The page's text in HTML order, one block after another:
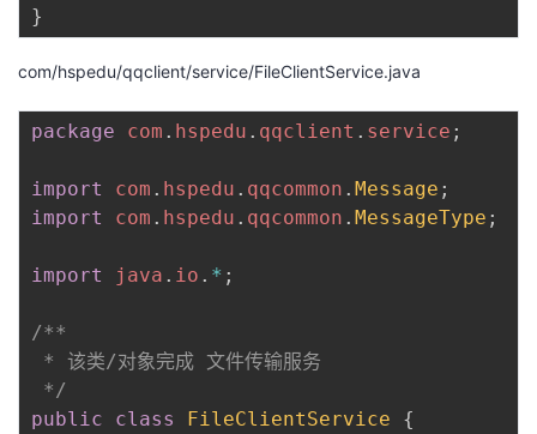
}
com/hspedu/qqclient/service/FileClientService.java
package com . hspedu . qqclient . service ;
import com . hspedu . qqcommon . Message ;
import
com . hspedu . qqcommon . MessageType ;
import java . io . * ;
/**
* 该类/对象完成 文件传输服务
*/
public
class FileClientService
{